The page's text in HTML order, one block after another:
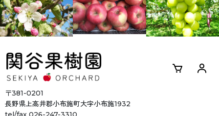
〒381-0201
長野県上高井郡小布施町大字小布施1932